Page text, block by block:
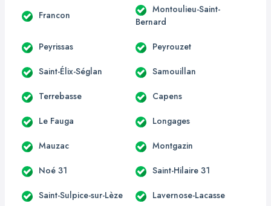
Francon
Montoulieu-Saint-
Bernard
Peyrissas Peyrouzet
Saint-Élix-Séglan Samouillan
Terrebasse Capens
Le Fauga Longages
Mauzac Montgazin
Noé 31 Saint-Hilaire 31
Saint-Sulpice-sur-Lèze Lavernose-Lacasse